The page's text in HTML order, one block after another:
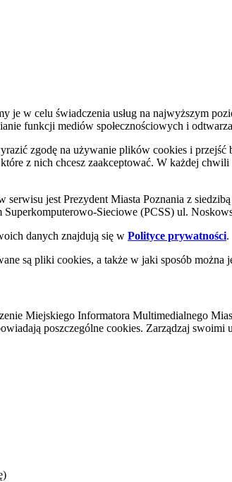
je w celu świadczenia usług na najwyższym
funkcji mediów społecznościowych i
zgodę na używanie plików cookies i przejść
z nich chcesz zaakceptować. W każdej
jest Prezydent Miasta Poznania z
Sieciowe (PCSS) ul.
danych znajdują się w Polityce prywatności.
są pliki cookies, a także w jaki sposób można
Miejskiego Informatora Multimedialnego
poszczególne cookies. Zarządzaj